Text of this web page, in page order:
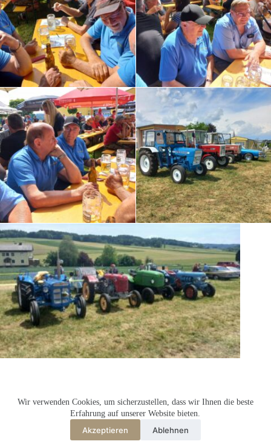
Wir verwenden Cookies, um sicherzustellen, dass wir Ihnen die beste
Erfahrung auf unserer Website bieten.
Akzeptieren Ablehnen
© 2026 | OTLV-Mattsee